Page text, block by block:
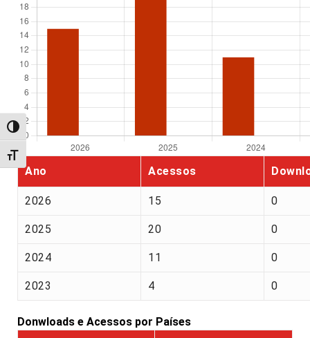
Alternar alto contraste
Alternar tamanho da fonte
Ano Acessos
2026 15 0
2025 20 0
2024 11 0
2023 4 0
Donwloads e Acessos por Países